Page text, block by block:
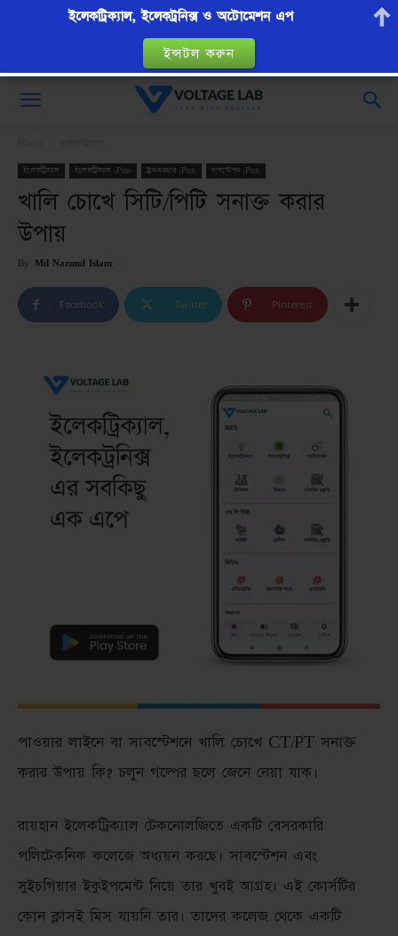
VoltageLab
ইলেকট্রিক্যাল ইলেকট্রিক্যাল (Pro) ট্রান্সফরমার (Pro) সাবস্টেশন (Pro)
খালি চোখে সিটি/পিটি সনাক্ত করার
উপায়
By Md Nazmul Islam -
Facebook Twitter Pinterest
পাওয়ার লাইনে বা সাবস্টেশনে খালি চোখে CT/PT সনাক্ত
করার উপায় কি? চলুন গল্পের ছলে জেনে নেয়া যাক।
রায়হান ইলেকট্রিক্যাল টেকনোলজিতে একটি বেসরকারি
পলিটেকনিক কলেজে অধ্যয়ন করছে। সাবস্টেশন এবং
সুইচগিয়ার ইকুইপমেন্ট নিয়ে তার খুবই আগ্রহ। এই কোর্সটির
কোন ক্লাসই মিস যায়নি তার। তাদের কলেজ থেকে একটি
ইলেকট্রিক্যাল, ইলেকট্রনিক্স ও অটোমেশন এপ
ইন্সটল করুন